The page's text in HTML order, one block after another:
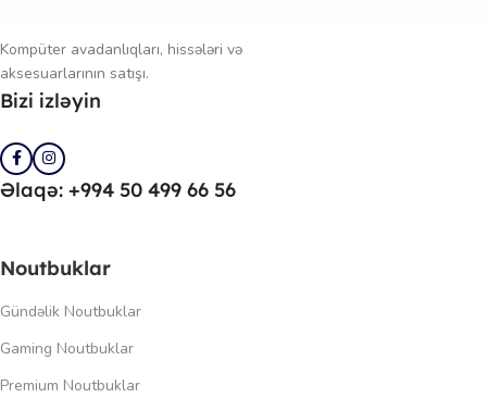
Kompüter avadanlıqları, hissələri və
aksesuarlarının satışı.
Bizi izləyin
Əlaqə: +994 50 499 66 56
Noutbuklar
Gündəlik Noutbuklar
Gaming Noutbuklar
Premium Noutbuklar